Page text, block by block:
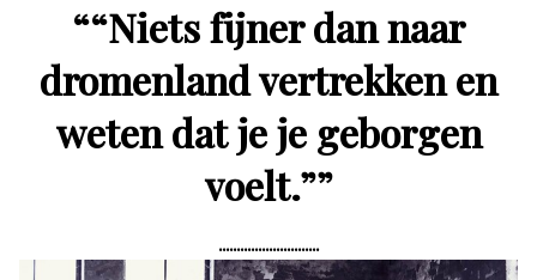
““Niets fijner dan naar
dromenland vertrekken en
weten dat je je geborgen
voelt.””